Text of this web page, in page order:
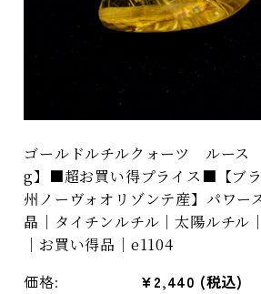
ゴールドルチルクォーツ ルース
g】■超お買い得プライス■【ブ
州ノーヴォオリゾンテ産】パワー
晶｜タイチンルチル｜太陽ルチル
｜お買い得品｜e1104
価格: ¥2,440 (税込)